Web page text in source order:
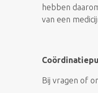
hebben
van een
Bij vragen of